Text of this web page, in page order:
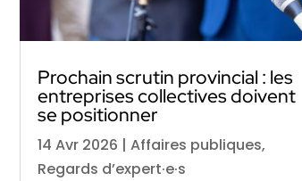
Prochain scrutin provincial : les
entreprises collectives doivent
se positionner
14 Avr 2026 | Affaires publiques,
Regards d’expert·e·s